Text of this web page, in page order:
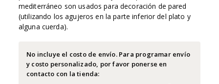
mediterráneo son usados para decoración de pared
(utilizando los agujeros en la parte inferior del plato y
alguna cuerda).
No incluye el costo de envío. Para programar envío
y costo personalizado, por favor ponerse en
contacto con la tienda: